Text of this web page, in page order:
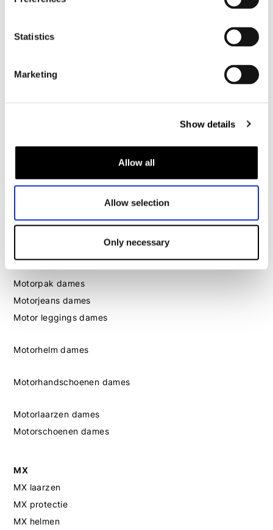
Statistics
Marketing
Show details
Allow all
Allow selection
Only necessary
Motorschoenen heren
Motorpak dames
Motorjeans dames
Motor leggings dames
Motorhelm dames
Motorhandschoenen dames
Motorlaarzen dames
Motorschoenen dames
MX
MX laarzen
MX protectie
MX helmen